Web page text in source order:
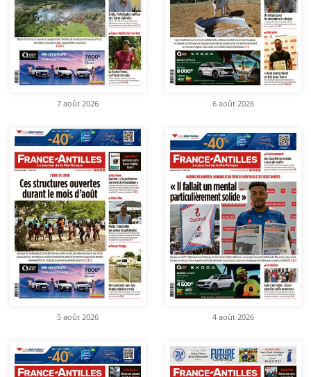
7 août 2026 6 août 2026
5 août 2026 4 août 2026